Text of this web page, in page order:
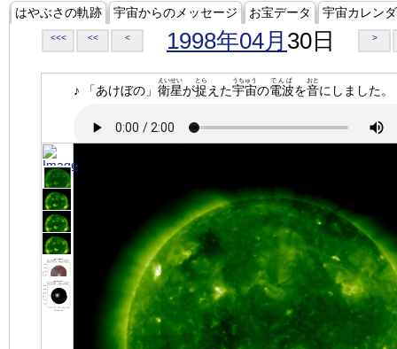
はやぶさの軌跡 宇宙からのメッセージ お宝データ 宇宙カレン
<<< << < 1998年04月 30日 >
♪ 「あけぼの」 衛星
えいせい
が捉
とら
えた宇宙
うちゅう
の電波
でんぱ
を音
おと
にしました。